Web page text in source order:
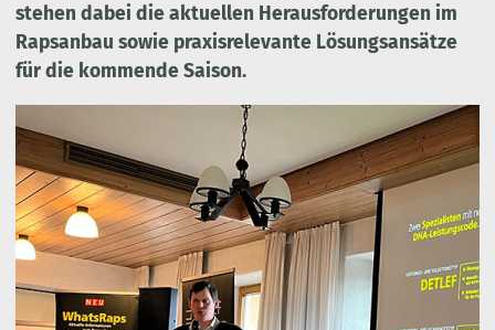
stehen dabei die aktuellen Herausforderungen im
Rapsanbau sowie praxisrelevante Lösungsansätze
für die kommende Saison.